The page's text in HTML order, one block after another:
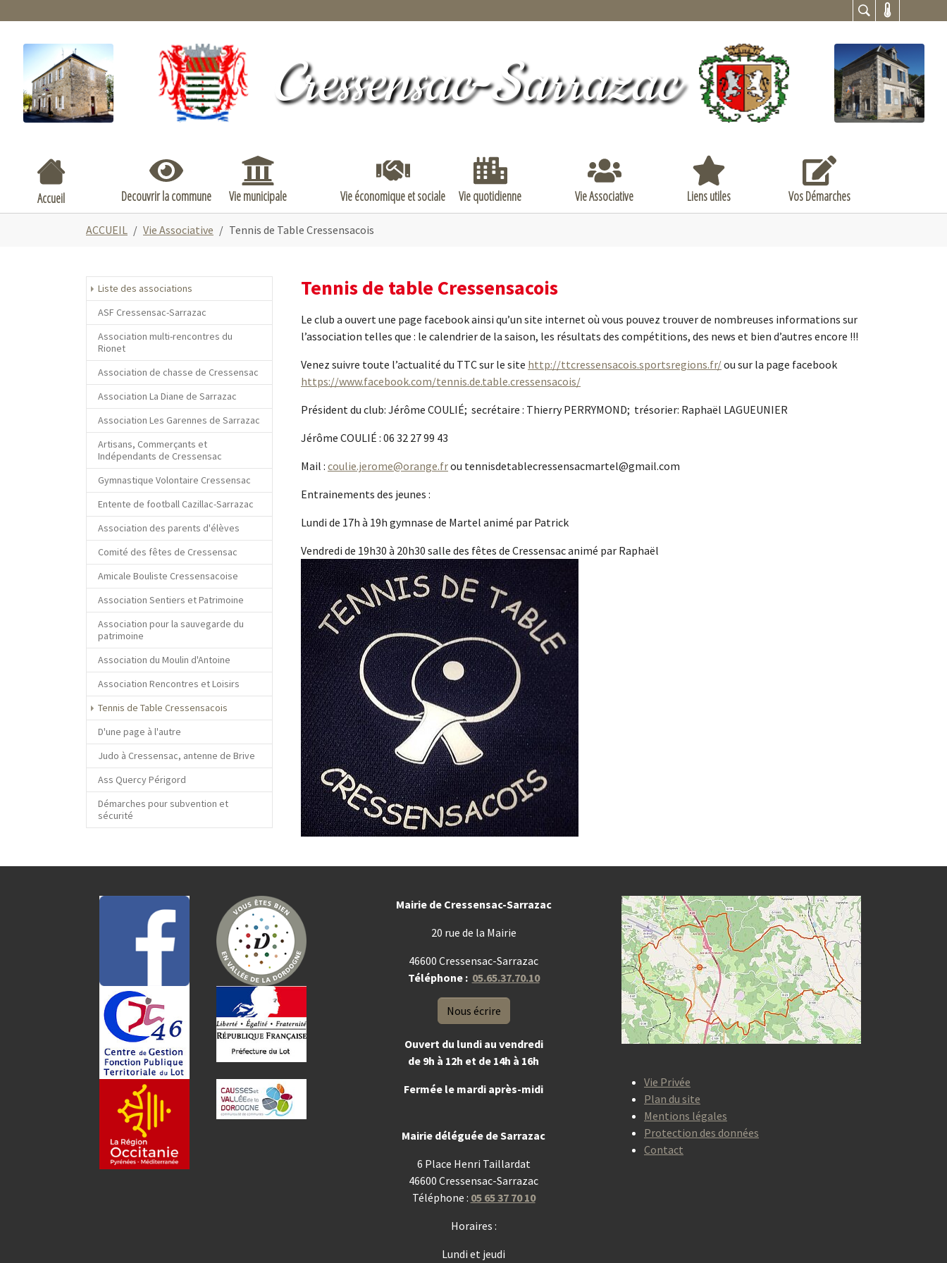
Cressensac-Sarrazac
Accueil Decouvrir la commune
Submenu for "Decouvrir la commune"
Vie municipale
Submenu for "Vie municipale"
Vie économique et sociale
Submenu for "Vie économique et sociale"
Vie quotidienne
Submenu for "Vie quotidienne"
Vie Associative
Submenu for "Vie Associative"
Liens utiles
Submenu for "Liens utiles"
Vos Démarches
Submenu for "Vos Démarches"
ACCUEIL Vie Associative Tennis de Table Cressensacois
Show larger version
Tennis de table Cressensacois
Le club a ouvert une page facebook ainsi qu’un site internet où vous pouvez trouver de nombreuses informations sur
l’association telles que : le calendrier de la saison, les résultats des compétitions, des news et bien d’autres encore !!!
Venez suivre toute l’actualité du TTC sur le site http://ttcressensacois.sportsregions.fr/ou sur la page facebook
https://www.facebook.com/tennis.de.table.cressensacois/
Président du club: Jérôme COULIÉ; secrétaire : Thierry PERRYMOND; trésorier: Raphaël LAGUEUNIER
Jérôme COULIÉ : 06 32 27 99 43
Mail : coulie.jerome@orange.frou tennisdetablecressensacmartel@gmail.com
Entrainements des jeunes :
Lundi de 17h à 19h gymnase de Martel animé par Patrick
Vendredi de 19h30 à 20h30 salle des fêtes de Cressensac animé par Raphaël
Liste des associations
ASF Cressensac-Sarrazac
Association multi-rencontres du
Rionet
Association de chasse de Cressensac
Association La Diane de Sarrazac
Association Les Garennes de Sarrazac
Artisans, Commerçants et
Indépendants de Cressensac
Gymnastique Volontaire Cressensac
Entente de football Cazillac-Sarrazac
Association des parents d'élèves
Comité des fêtes de Cressensac
Amicale Bouliste Cressensacoise
Association Sentiers et Patrimoine
Association pour la sauvegarde du
patrimoine
Association du Moulin d'Antoine
Association Rencontres et Loisirs
Tennis de Table Cressensacois
D'une page à l'autre
Judo à Cressensac, antenne de Brive
Ass Quercy Périgord
Démarches pour subvention et
sécurité
Mairie de Cressensac-Sarrazac
20 rue de la Mairie
46600 Cressensac-Sarrazac
Téléphone : 05.65.37.70.10
Nous écrire
Ouvert du lundi au vendredi
de 9h à 12h et de 14h à 16h
Fermée le mardi après-midi
Mairie déléguée de Sarrazac
6 Place Henri Taillardat
46600 Cressensac-Sarrazac
Téléphone : 05 65 37 70 10
Horaires :
Lundi et jeudi
Vie Privée
Plan du site
Mentions légales
Protection des données
Contact